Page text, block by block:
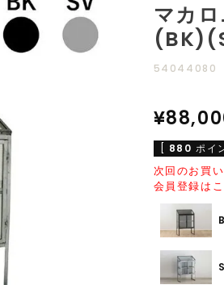
マカ
54044080
¥
880 ポイ
次回のお買
会員登録は